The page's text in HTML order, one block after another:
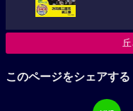
このページをシェアする